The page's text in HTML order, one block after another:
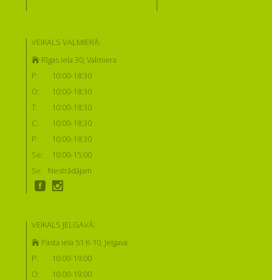
VEIKALS VALMIERĀ:
Rīgas iela 30, Valmiera
P:
10:00-18:30
O:
10:00-18:30
T:
10:00-18:30
C:
10:00-18:30
P:
10:00-18:30
Se:
10:00-15:00
Sv:
Nestrādājam
VEIKALS JELGAVĀ:
Pasta iela 51 K-10, Jelgava
P:
10:00-19:00
O:
10:00-19:00